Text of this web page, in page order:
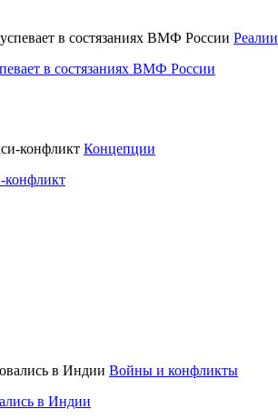
Реалии
в состязаниях ВМФ России
Концепции
конфликт
Войны и конфликты
в Индии